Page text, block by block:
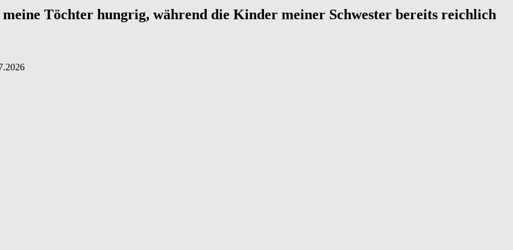
Töchter hungrig, während die Kinder meiner Schwester bereits reichlich